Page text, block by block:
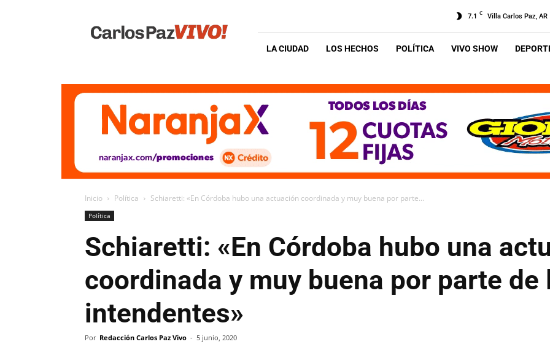
Vivo
7.1 C Villa Carlos Paz, AR
LA CIUDAD LOS HECHOS POLÍTICA VIVO SHOW
Inicio Política Schiaretti: «En Córdoba hubo una actuación coordinada y muy buena por parte...
Política
Schiaretti: «En Córdoba hubo una
coordinada y muy buena por parte de
intendentes»
Por Redacción Carlos Paz Vivo - 5 junio, 2020